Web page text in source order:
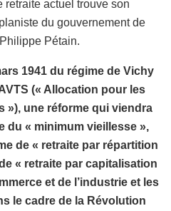
retraite actuel trouve son
du gouvernement de
Pétain.
1941 du régime de Vichy
(« Allocation pour les
»), une réforme qui viendra
du « minimum vieillesse »,
de « retraite par répartition
« retraite par capitalisation
et de l’industrie et les
le cadre de la Révolution